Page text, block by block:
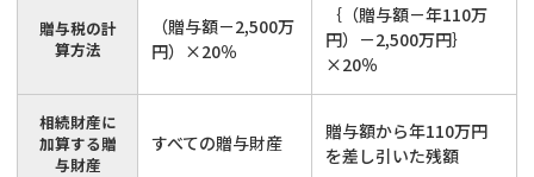
贈与税の計
算方法
（贈与額－2,500万
円）×20％
｛（贈与額－年110万
円）－2,500万円｝
×20％
相続財産に
加算する贈
与財産
すべての贈与財産
贈与額から年110万円
を差し引いた残額